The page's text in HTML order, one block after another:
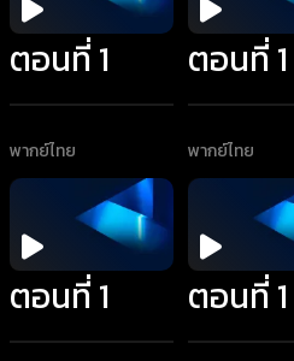
ตอนที่ 1
พากย์ไทย
ตอนที่ 1
พากย์ไทย
ตอนที่ 1 ตอนที่ 1